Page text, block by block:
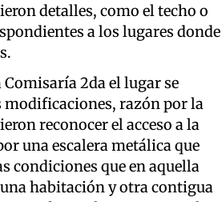
detalles, como el techo o
a los lugares donde
Comisaría 2da el lugar se
modificaciones, razón por la
reconocer el acceso a la
una escalera metálica que
condiciones que en aquella
habitación y otra contigua